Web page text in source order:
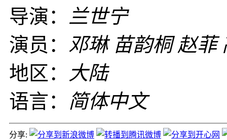
导演： 兰世宁
演员： 邓琳 苗韵桐 赵菲
地区：
大陆
语言： 简体中文
分享: